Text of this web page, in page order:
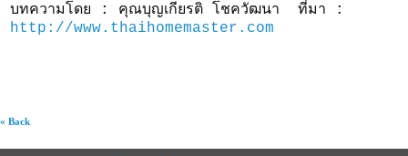
บทความโดย : คุณบุญเกียรติ โชควัฒนา ที่มา :
http://www.thaihomemaster.com
« Back